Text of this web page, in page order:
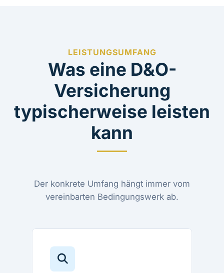
LEISTUNGSUMFANG
Was eine D&O-
Versicherung
typischerweise leisten
kann
Der konkrete Umfang hängt immer vom
vereinbarten Bedingungswerk ab.